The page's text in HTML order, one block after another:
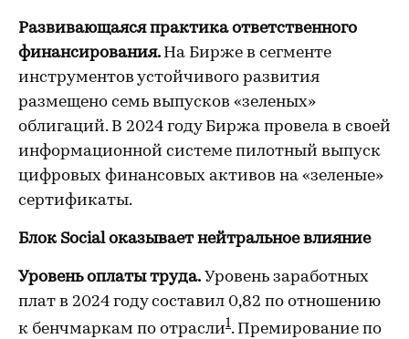
Развивающаяся практика ответственного
финансирования. На Бирже в сегменте
инструментов устойчивого развития
размещено семь выпусков «зеленых»
облигаций. В 2024 году Биржа провела в своей
информационной системе пилотный выпуск
цифровых финансовых активов на «зеленые»
сертификаты.
Блок Social оказывает нейтральное влияние
Уровень оплаты труда. Уровень заработных
плат в 2024 году составил 0,82 по отношению
к бенчмаркам по отрасли1. Премирование по